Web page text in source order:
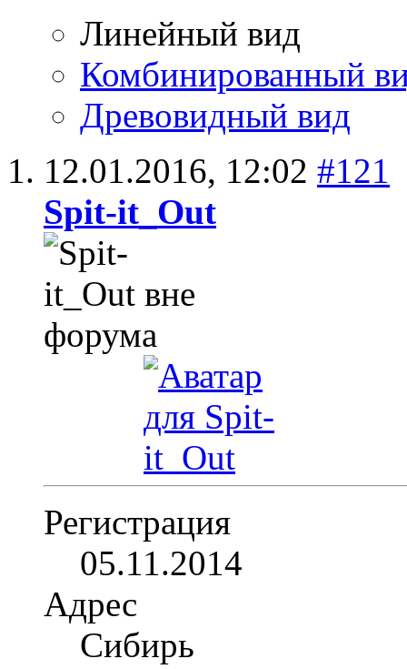
Линейный вид
Комбинированный
Древовидный вид
12.01.2016, 12:02 #121
Spit-it_Out
Регистрация
05.11.2014
Адрес
Сибирь